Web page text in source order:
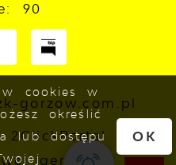
90
gorzow.com.pl
2ClickPortal
generacji
cookies w
określić
lub dostępu
OK